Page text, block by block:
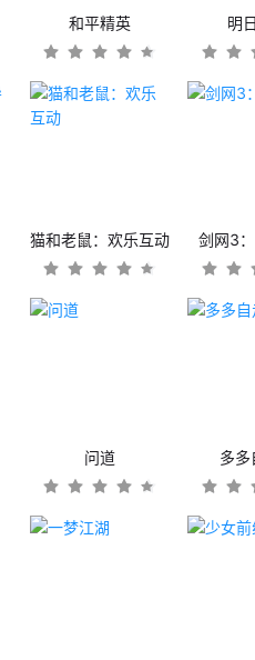
和平精英 明
猫和老鼠：欢乐互动 剑网3
问道 多多